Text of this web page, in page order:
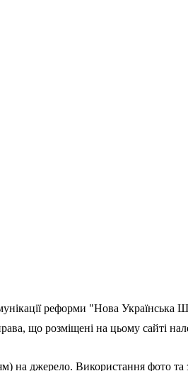
реформи "Нова Українська
що розміщені на цьому сайті
на джерело. Використання фото